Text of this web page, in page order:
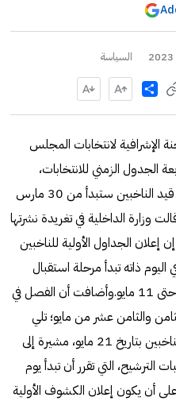
السياسة
Share
الإشرافية لانتخابات المجلس
الجدول الزمني للانتخابات،
مشيرة إلى أن مرحلة استقبال طلبات قيد الناخبين ستبدأ من 30 مارس
وزارة الداخلية في تغريدة نشرتها
الجداول الأولية للناخبين
ذاته تبدأ مرحلة استقبال
طلبات الطعون والتظلمات التي تمتد حتى 11 مايو.وأضافت أن الفصل في
والثامن عشر من مايو؛ تلي
ذلك مرحلة إعلان الجداول النهائية للناخبين بتاريخ 21 مايو، مشيرة إلى
الترشيح، التي تقرر أن تبدأ يوم
الشهر، على أن يكون إعلان الكشوف الأولية